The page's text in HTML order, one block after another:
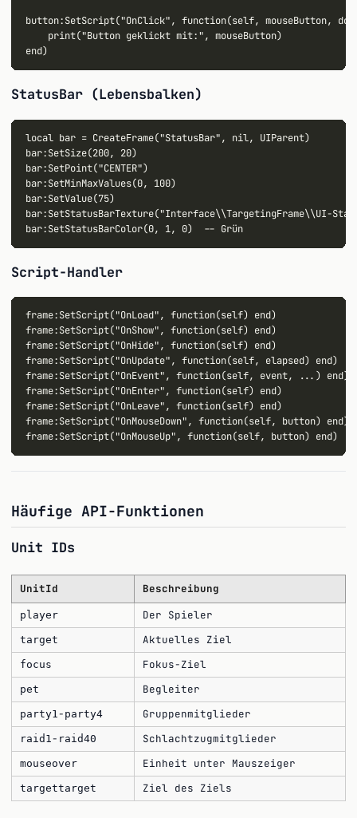
button:SetScript("OnClick", function(self, mouseButton,
    print("Button geklickt mit:", mouseButton)
StatusBar (Lebensbalken)
local bar = CreateFrame("StatusBar", nil, UIParent)
bar:SetSize(200, 20)
bar:SetPoint("CENTER")
bar:SetMinMaxValues(0, 100)
bar:SetValue(75)
bar:SetStatusBarTexture("Interface\\TargetingFrame\\UI-
bar:SetStatusBarColor(0, 1, 0)  -- Grün
Script-Handler
frame:SetScript("OnLoad", function(self) end)
frame:SetScript("OnShow", function(self) end)
frame:SetScript("OnHide", function(self) end)
frame:SetScript("OnUpdate", function(self, elapsed) end)
frame:SetScript("OnEvent", function(self, event, ...) end)
frame:SetScript("OnEnter", function(self) end)
frame:SetScript("OnLeave", function(self) end)
frame:SetScript("OnMouseDown", function(self, button) end)
Häufige API-Funktionen
Unit IDs
UnitId Beschreibung
player Der Spieler
target Aktuelles Ziel
focus Fokus-Ziel
pet Begleiter
party1- party4 Gruppenmitglieder
raid1- raid40 Schlachtzugmitglieder
mouseover Einheit unter Mauszeiger
targettarget Ziel des Ziels